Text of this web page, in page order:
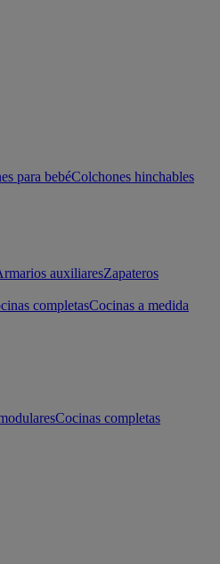
para bebéColchones hinchables
auxiliaresZapateros
completasCocinas a medida
Cocinas completas